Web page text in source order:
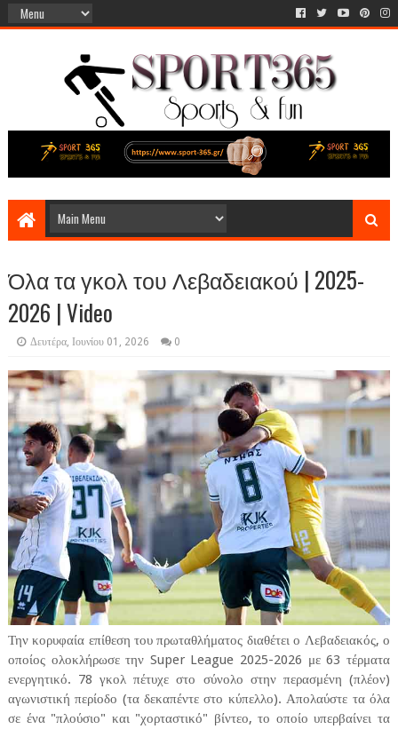
Όλα τα γκολ του Λεβαδειακού | 2025-
2026 | Video
Δευτέρα, Ιουνίου 01, 2026 0
Την κορυφαία επίθεση του πρωταθλήματος διαθέτει ο Λεβαδειακός, ο
οποίος ολοκλήρωσε την Super League 2025-2026 με 63 τέρματα
ενεργητικό. 78 γκολ πέτυχε στο σύνολο στην περασμένη (πλέον)
αγωνιστική περίοδο (τα δεκαπέντε στο κύπελλο). Απολαύστε τα όλα
σε ένα "πλούσιο" και "χορταστικό" βίντεο, το οποίο υπερβαίνει τα